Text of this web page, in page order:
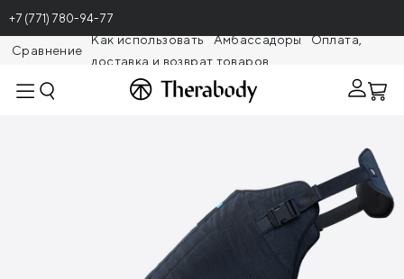
+7 (771) 780-94-77
Сравнение
Как использовать Амбассадоры
Оплата,
доставка и возврат товаров